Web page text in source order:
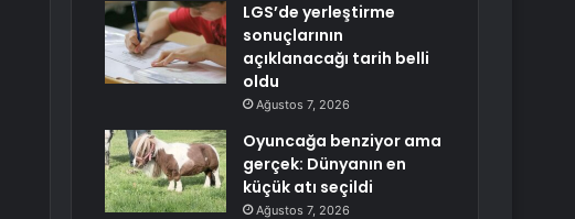
LGS’de yerleştirme
sonuçlarının
açıklanacağı tarih belli
oldu
Ağustos 7, 2026
Oyuncağa benziyor ama
gerçek: Dünyanın en
küçük atı seçildi
Ağustos 7, 2026